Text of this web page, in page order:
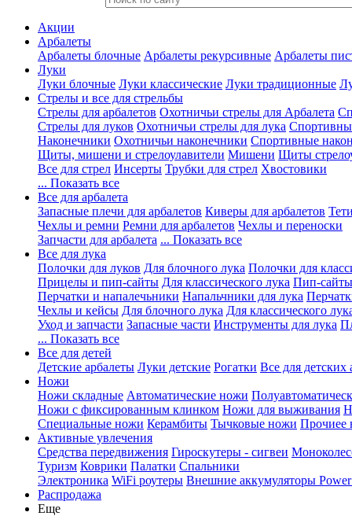
Акции
Арбалеты
Арбалеты блочные Арбалеты рекурсивные Арбалеты
Луки
Луки блочные Луки классические Луки традиционные
Стрелы и все для стрельбы
Стрелы для арбалетов Охотничьи стрелы для Арбалета
Стрелы для луков Охотничьи стрелы для лука
Наконечники Охотничьи наконечники Спортивные
Щиты, мишени и стрелоулавители Мишени Щиты
Все для стрел Инсерты Трубки для стрел Хвостовики
... Показать все
Все для арбалета
Запасные плечи для арбалетов Киверы для арбалетов
Чехлы и ремни Ремни для арбалетов Чехлы и переноски
Запчасти для арбалета ... Показать все
Все для лука
Полочки для луков Для блочного лука Полочки для
Прицелы и пип-сайты Для классического лука Пип-
Перчатки и напалечьники Напальчники для лука
Чехлы и кейсы Для блочного лука Для классического
Уход и запчасти Запасные части Инструменты для лука
... Показать все
Все для детей
Детские арбалеты Луки детские Рогатки Все для детских
Ножи
Ножи складные Автоматические ножи
Ножи с фиксированным клинком Ножи для выживания
Специальные ножи Керамбиты Тычковые ножи Прочиее
Активные увлечения
Средства передвижения Гироскутеры - сигвеи
Туризм Коврики Палатки Спальники
Электроника WiFi роутеры Внешние аккумуляторы
Распродажа
Еще